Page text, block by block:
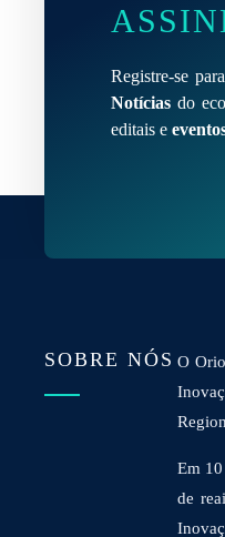
Registre-se
Notícias do
editais e
SOBRE NÓS O
Em
de